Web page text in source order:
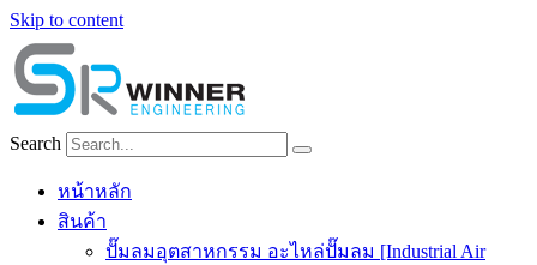
Skip to content
Search
หน้าหลัก
สินค้า
ปั๊มลมอุตสาหกรรม อะไหล่ปั๊มลม [Industrial Air